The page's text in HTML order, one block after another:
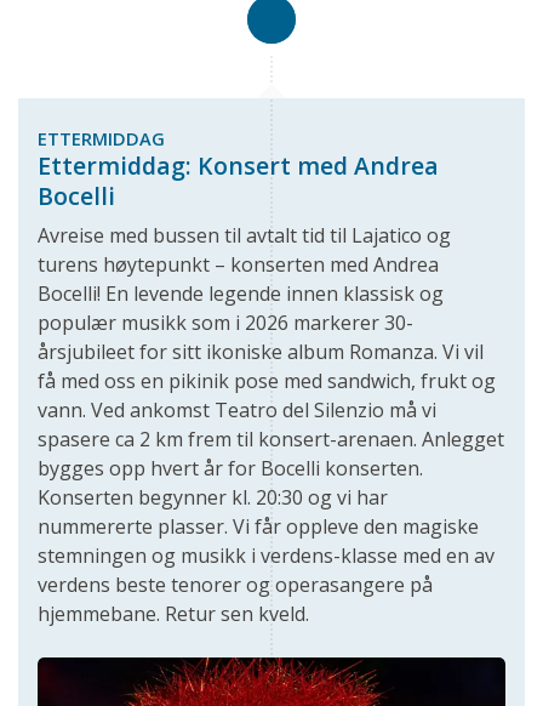
ETTERMIDDAG
Ettermiddag: Konsert med Andrea
Bocelli
Avreise med bussen til avtalt tid til Lajatico og
turens høytepunkt – konserten med Andrea
Bocelli! En levende legende innen klassisk og
populær musikk som i 2026 markerer 30-
årsjubileet for sitt ikoniske album Romanza. Vi vil
få med oss en pikinik pose med sandwich, frukt og
vann. Ved ankomst Teatro del Silenzio må vi
spasere ca 2 km frem til konsert-arenaen. Anlegget
bygges opp hvert år for Bocelli konserten.
Konserten begynner kl. 20:30 og vi har
nummererte plasser. Vi får oppleve den magiske
stemningen og musikk i verdens-klasse med en av
verdens beste tenorer og operasangere på
hjemmebane. Retur sen kveld.